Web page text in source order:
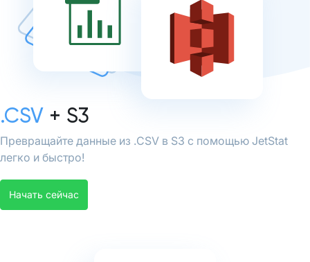
.CSV + S3
Превращайте данные из .CSV в S3 с помощью JetStat
легко и быстро!
Начать сейчас